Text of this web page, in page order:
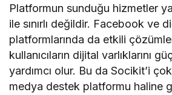
Platformun sunduğu hizmetler
ile sınırlı değildir. Facebook ve
platformlarında da etkili
kullanıcıların dijital varlıklarını
yardımcı olur. Bu da Socikit’i
medya destek platformu haline